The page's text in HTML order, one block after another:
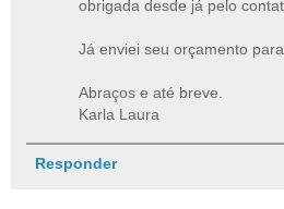
obrigada desde já pelo
Já enviei seu orçamento
Abraços e até breve.
Karla Laura
Responder